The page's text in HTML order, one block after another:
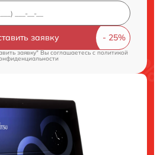
заявку
заявку" Вы соглашаетесь cполитикой